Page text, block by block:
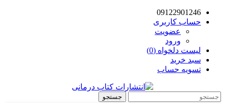
09122901246
حساب کاربری
عضویت
ورود
لیست دلخواه (0)
سبد خرید
تسویه حساب
جستجو